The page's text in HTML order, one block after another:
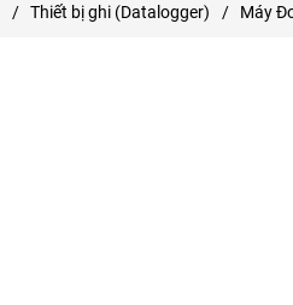
/ Thiết bị ghi (Datalogger) / Máy